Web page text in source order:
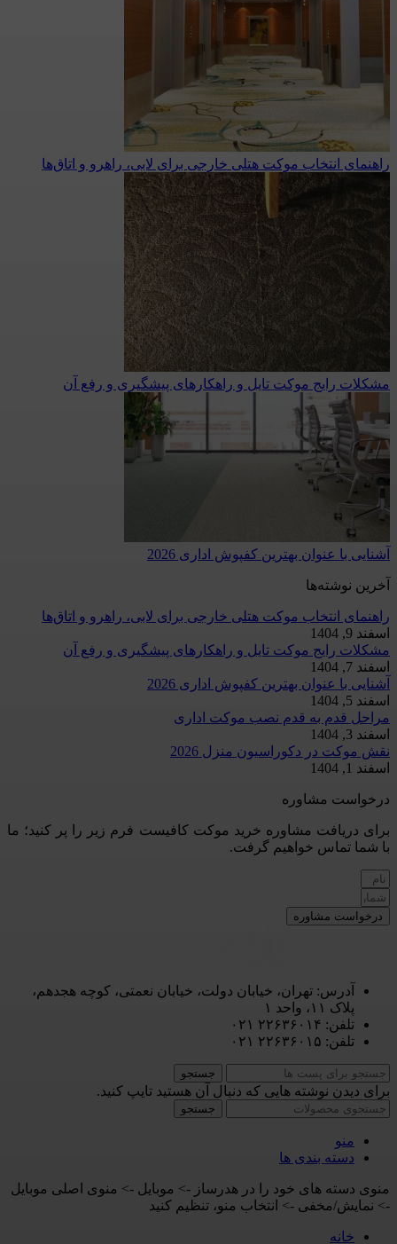
راهنمای انتخاب موکت هتلی خارجی برای لابی، راهرو و اتاق‌ها
مشکلات رایج موکت تایل و راهکارهای پیشگیری و رفع آن
آشنایی با عنوان بهترین کفپوش اداری 2026
آخرین نوشته‌ها
راهنمای انتخاب موکت هتلی خارجی برای لابی، راهرو و اتاق‌ها
اسفند 9, 1404
مشکلات رایج موکت تایل و راهکارهای پیشگیری و رفع آن
اسفند 7, 1404
آشنایی با عنوان بهترین کفپوش اداری 2026
اسفند 5, 1404
مراحل قدم به قدم نصب موکت اداری
اسفند 3, 1404
نقش موکت در دکوراسیون منزل 2026
اسفند 1, 1404
درخواست مشاوره
برای دریافت مشاوره خرید موکت کافیست فرم زیر را پر کنید؛ ما
با شما تماس خواهیم گرفت.
درخواست مشاوره
آدرس: تهران، خیابان دولت، خیابان نعمتی، کوچه هجدهم،
پلاک ۱۱، واحد ۱
تلفن: ۲۲۶۳۶۰۱۴ ۰۲۱
تلفن: ۲۲۶۳۶۰۱۵ ۰۲۱
جستجو
برای دیدن نوشته هایی که دنبال آن هستید تایپ کنید.
جستجو
منو
دسته بندی ها
منوی دسته های خود را در هدرساز -> موبایل -> منوی اصلی موبایل
-> نمایش/مخفی -> انتخاب منو، تنظیم کنید
خانه